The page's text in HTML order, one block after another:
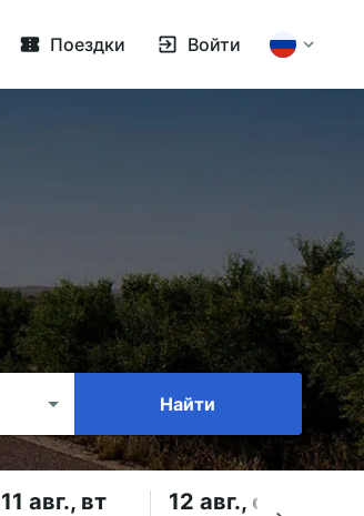
Поездки Войти
Найти
11 авг., вт 12 авг., ср